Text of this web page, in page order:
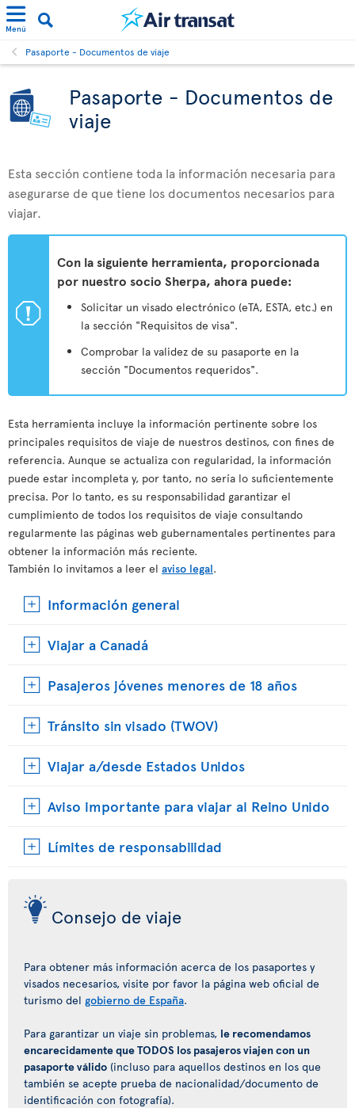
Menú
Pasaporte - Documentos de viaje
Pasaporte - Documentos de
viaje
Esta sección contiene toda la información necesaria para
asegurarse de que tiene los documentos necesarios para
viajar.
ü
Con la siguiente herramienta, proporcionada
por nuestro socio Sherpa, ahora puede:
Solicitar un visado electrónico (eTA, ESTA, etc.) en
la sección "Requisitos de visa".
Comprobar la validez de su pasaporte en la
sección "Documentos requeridos".
Esta herramienta incluye la información pertinente sobre los
principales requisitos de viaje de nuestros destinos, con fines de
referencia. Aunque se actualiza con regularidad, la información
puede estar incompleta y, por tanto, no sería lo suficientemente
precisa. Por lo tanto, es su responsabilidad garantizar el
cumplimiento de todos los requisitos de viaje consultando
regularmente las páginas web gubernamentales pertinentes para
obtener la información más reciente.
También lo invitamos a leer el aviso legal.
Información general
Viajar a Canadá
Pasajeros jóvenes menores de 18 años
Tránsito sin visado (TWOV)
Viajar a/desde Estados Unidos
Aviso importante para viajar al Reino Unido
Límites de responsabilidad
Consejo de viaje
Para obtener más información acerca de los pasaportes y
visados necesarios, visite por favor la página web oficial de
turismo del gobierno de España.
Para garantizar un viaje sin problemas, le recomendamos
encarecidamente que TODOS los pasajeros viajen con un
pasaporte válido (incluso para aquellos destinos en los que
también se acepte prueba de nacionalidad/documento de
identificación con fotografía).